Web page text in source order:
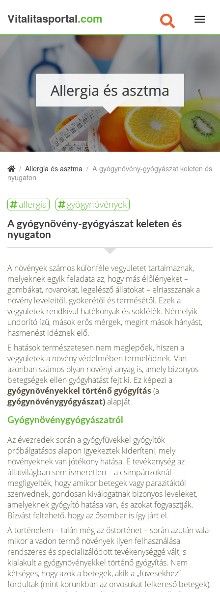
Vitalitasportal.com
Allergia és asztma
/ Allergia és asztma / A gyógynövény-gyógyászat keleten és
nyugaton
allergia gyógynövények
A gyógynövény-gyógyászat keleten és
nyugaton
A növények számos különféle vegyületet tartalmaznak,
melyeknek egyik feladata az, hogy más élőlényeket –
gombákat, rovarokat, legelésző állatokat – elriasszanak a
növény leveleitől, gyökerétől és termésétől. Ezek a
vegyületek rendkívül hatékonyak és sokfélék. Némelyik
undorító ízű, mások erős mérgek, megint mások hányást,
hasmenést idéznek elő.
E hatások természetesen nem meglepőek, hiszen a
vegyületek a növény védelmében termelődnek. Van
azonban számos olyan növényi anyag is, amely bizonyos
betegségek ellen gyógyhatást fejt ki. Ez képezi a
gyógynövényekkel történő gyógyítás(a
gyógynövénygyógyászat)alapját.
Gyógynövénygyógyászatról
Az évezredek során a gyógyfüvekkel gyógyítók
próbálgatásos alapon igyekeztek kideríteni, mely
növényeknek van jóté­kony hatása. E tevékenység az
állatvilágban sem ismeretlen – a csimpánzoknál
megfigyelték, hogy amikor betegek vagy para­zitáktól
szenvednek, gondosan kiválogatnak bizonyos levele­ket,
amelyeknek gyógyító hatása van, és azokat fogyasztják.
Bízvást feltehető, hogy az ősember is így járt el.
A történelem – talán még az őstörténet – során azután vala­
mikor a vadon termő növények ilyen felhasználása
rendszeres és specializálódott tevékenységgé vált, s
kialakult a gyógynövé­nyekkel történő gyógyítás. Nem
kétséges, hogy azok a betegek, akik a „füvesekhez”
fordultak (mint korunkban az orvosukat felkereső betegek),
×